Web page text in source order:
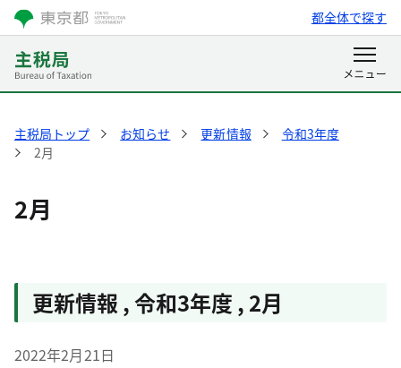
都全体で探す
主税局トップ お知らせ 更新情報
令和3年度
2月
2月
更新情報 , 令和3年度 , 2月
2022年2月21日